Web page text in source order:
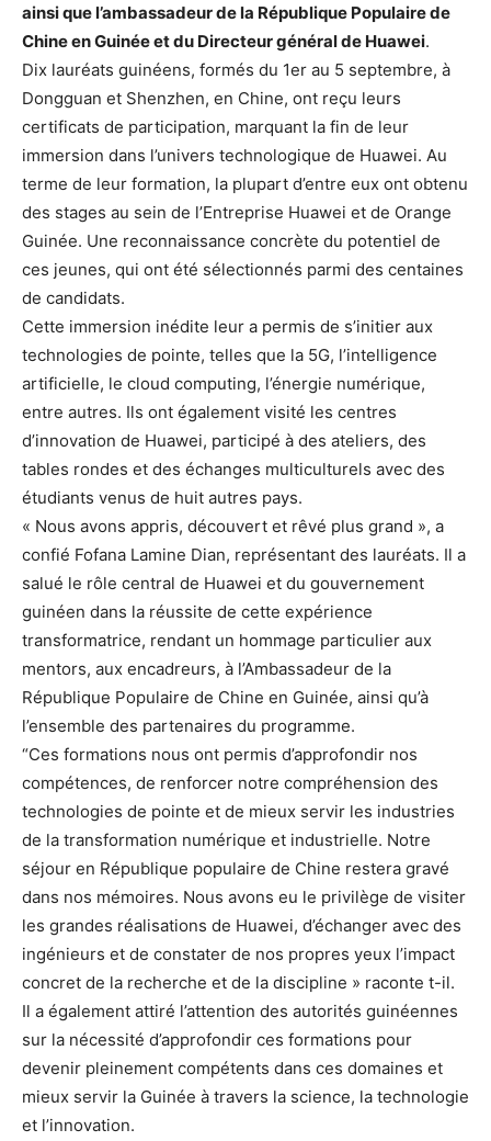
ainsi que l’ambassadeur de la République Populaire de
Chine en Guinée et du Directeur général de Huawei.
Dix lauréats guinéens, formés du 1er au 5 septembre, à
Dongguan et Shenzhen, en Chine, ont reçu leurs
certificats de participation, marquant la fin de leur
immersion dans l’univers technologique de Huawei. Au
terme de leur formation, la plupart d’entre eux ont obtenu
des stages au sein de l’Entreprise Huawei et de Orange
Guinée. Une reconnaissance concrète du potentiel de
ces jeunes, qui ont été sélectionnés parmi des centaines
de candidats.
Cette immersion inédite leur a permis de s’initier aux
technologies de pointe, telles que la 5G, l’intelligence
artificielle, le cloud computing, l’énergie numérique,
entre autres. Ils ont également visité les centres
d’innovation de Huawei, participé à des ateliers, des
tables rondes et des échanges multiculturels avec des
étudiants venus de huit autres pays.
« Nous avons appris, découvert et rêvé plus grand », a
confié Fofana Lamine Dian, représentant des lauréats. Il a
salué le rôle central de Huawei et du gouvernement
guinéen dans la réussite de cette expérience
transformatrice, rendant un hommage particulier aux
mentors, aux encadreurs, à l’Ambassadeur de la
République Populaire de Chine en Guinée, ainsi qu’à
l’ensemble des partenaires du programme.
“Ces formations nous ont permis d’approfondir nos
compétences, de renforcer notre compréhension des
technologies de pointe et de mieux servir les industries
de la transformation numérique et industrielle. Notre
séjour en République populaire de Chine restera gravé
dans nos mémoires. Nous avons eu le privilège de visiter
les grandes réalisations de Huawei, d’échanger avec des
ingénieurs et de constater de nos propres yeux l’impact
concret de la recherche et de la discipline » raconte t-il.
Il a également attiré l’attention des autorités guinéennes
sur la nécessité d’approfondir ces formations pour
devenir pleinement compétents dans ces domaines et
mieux servir la Guinée à travers la science, la technologie
et l’innovation.